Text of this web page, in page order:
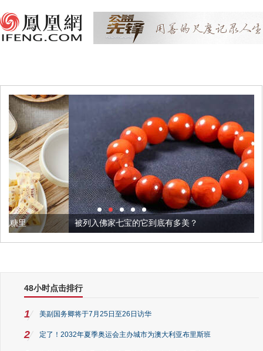
被列入佛家七宝的它到底有多美？
48小时点击排行
1 美副国务卿将于7月25日至26日访华
2 定了！2032年夏季奥运会主办城市为澳大利亚布里斯班